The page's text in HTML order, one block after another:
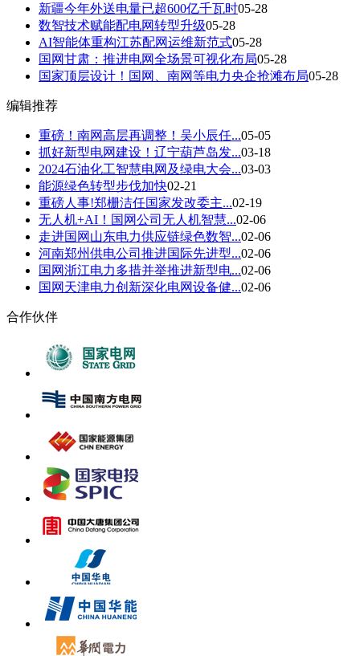
新疆今年外送电量已超600亿千瓦时05-28
数智技术赋能配电网转型升级05-28
AI智能体重构江苏配网运维新范式05-28
国网甘肃：推进电网全场景可视化布局05-28
国家顶层设计！国网、南网等电力央企抢滩布局05-28
编辑推荐
重磅！南网高层再调整！吴小辰任...05-05
抓好新型电网建设！辽宁葫芦岛发...03-18
2024石油化工智慧电网及绿电大会...03-03
能源绿色转型步伐加快02-21
重磅人事!郑栅洁任国家发改委主...02-19
无人机+AI！国网公司无人机智慧...02-06
走进国网山东电力供应链绿色数智...02-06
河南郑州供电公司推进国际先进型...02-06
国网浙江电力多措并举推进新型电...02-06
国网天津电力创新深化电网设备健...02-06
合作伙伴